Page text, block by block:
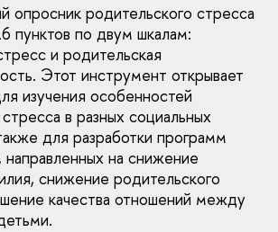
опросник родительского стресса
пунктов по двум шкалам:
и родительская
Этот инструмент открывает
изучения особенностей
в разных социальных
для разработки программ
направленных на снижение
снижение родительского
качества отношений между